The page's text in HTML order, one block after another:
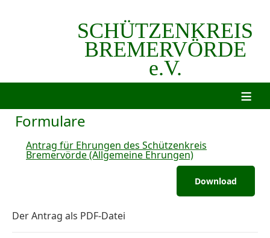
SCHÜTZENKREIS
BREMERVÖRDE
e.V.
≡
Formulare
Antrag für Ehrungen des Schützenkreis
Bremervörde (Allgemeine Ehrungen)
Download
Der Antrag als PDF-Datei